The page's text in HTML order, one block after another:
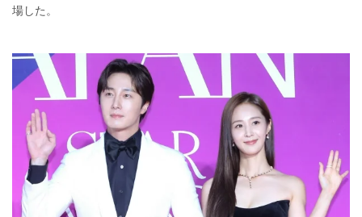
場した。